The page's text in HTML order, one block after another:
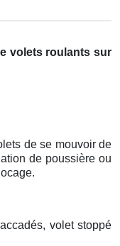
volets roulants sur
de se mouvoir de
de poussière ou
volet stoppé